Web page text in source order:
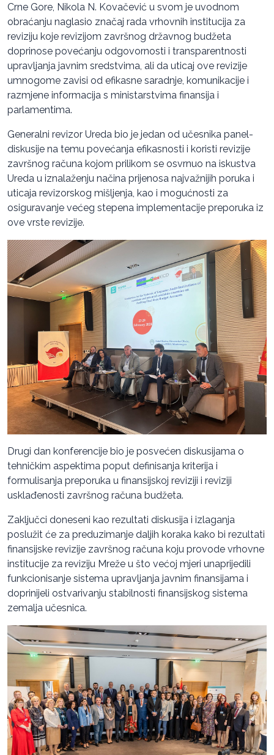
Crne Gore, Nikola N. Kovačević u svom je uvodnom
obraćanju naglasio značaj rada vrhovnih institucija za
reviziju koje revizijom završnog državnog budžeta
doprinose povećanju odgovornosti i transparentnosti
upravljanja javnim sredstvima, ali da uticaj ove revizije
umnogome zavisi od efikasne saradnje, komunikacije i
razmjene informacija s ministarstvima finansija i
parlamentima.
Generalni revizor Ureda bio je jedan od učesnika panel-
diskusije na temu povećanja efikasnosti i koristi revizije
završnog računa kojom prilikom se osvrnuo na iskustva
Ureda u iznalaženju načina prijenosa najvažnijih poruka i
uticaja revizorskog mišljenja, kao i mogućnosti za
osiguravanje većeg stepena implementacije preporuka iz
ove vrste revizije.
Drugi dan konferencije bio je posvećen diskusijama o
tehničkim aspektima poput definisanja kriterija i
formulisanja preporuka u finansijskoj reviziji i reviziji
usklađenosti završnog računa budžeta.
Zaključci doneseni kao rezultati diskusija i izlaganja
poslužit će za preduzimanje daljih koraka kako bi rezultati
finansijske revizije završnog računa koju provode vrhovne
institucije za reviziju Mreže u što većoj mjeri unaprijedili
funkcionisanje sistema upravljanja javnim finansijama i
doprinijeli ostvarivanju stabilnosti finansijskog sistema
zemalja učesnica.